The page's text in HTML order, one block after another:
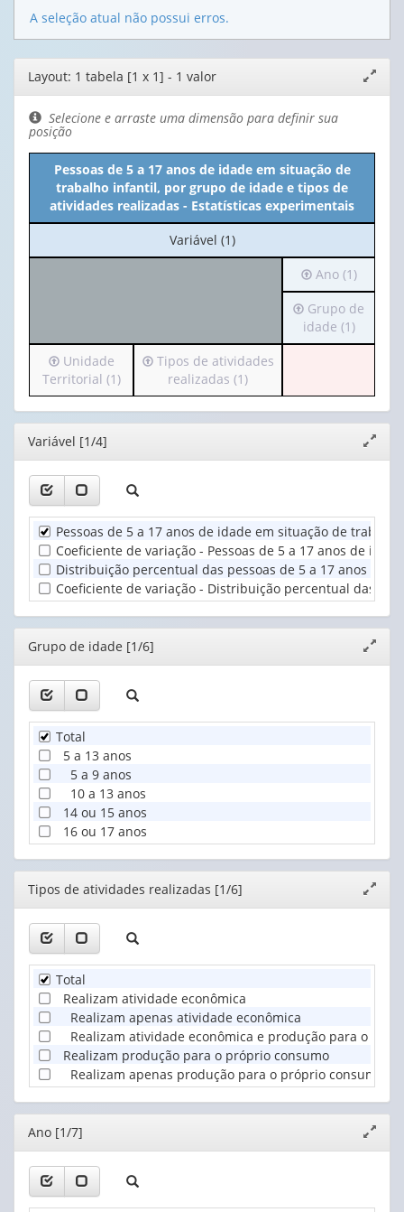
A seleção atual não possui erros.
Editor
de
layout
janela
Layout: 1 tabela [1 x 1] - 1 valor
Selecione e arraste uma dimensão para definir sua
posição
Pessoas de 5 a 17 anos de idade em situação de
trabalho infantil, por grupo de idade e tipos de
atividades realizadas - Estatísticas experimentais
No
cabeçalho:
Variável (1)
Irá
para
o
cabeçalho
(possui
valor):
Ano (1)
Irá
para
o
apenas
1
Grupo de
idade (1)
Irá
para
o
cabeçalho
(possui
apenas
valor):
Unidade
Territorial
(1)
Unidade
Territorial (1)
Irá
para
o
cabeçalho
Tipos
de
atividades
realizadas
(1)
Tipos de atividades
realizadas (1)
Editor
janela
Variável [1/4]
Pessoas de 5 a 17 anos de idade em situação de
Coeficiente de variação - Pessoas de 5 a 17 anos de
Distribuição percentual das pessoas de 5 a 17 anos de
Coeficiente de variação - Distribuição percentual das
Editor
janela
Grupo de idade [1/6]
Total
5 a 13 anos
5 a 9 anos
10 a 13 anos
14 ou 15 anos
16 ou 17 anos
Editor
janela
Tipos de atividades realizadas [1/6]
Total
Realizam atividade econômica
Realizam apenas atividade econômica
Realizam atividade econômica e produção para o
Realizam produção para o próprio consumo
Realizam apenas produção para o próprio consumo
Editor
janela
Ano [1/7]